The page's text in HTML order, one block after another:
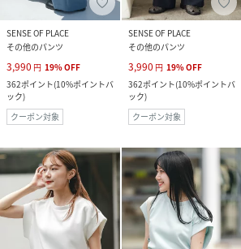
SENSE OF PLACE
その他のパンツ
3,990 円 19%OFF
362ポイント(10%ポイントバ
ック)
クーポン対象
SENSE OF PLACE
その他のパンツ
3,990 円 19%OFF
362ポイント(10%ポイントバ
ック)
クーポン対象